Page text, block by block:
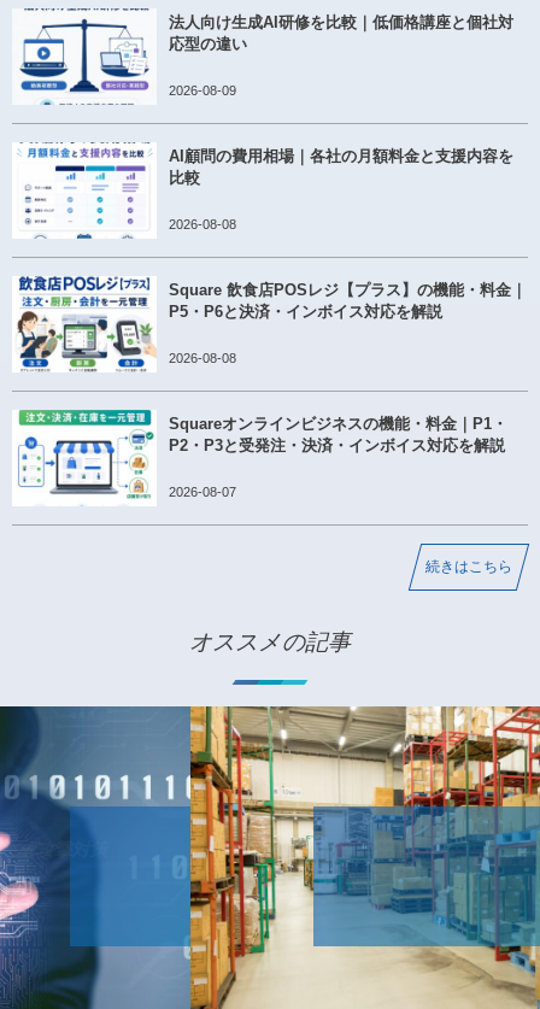
法人向け生成AI研修を比較｜低価格講座と個社対
応型の違い
2026-08-09
AI顧問の費用相場｜各社の月額料金と支援内容を
比較
2026-08-08
Square 飲食店POSレジ【プラス】の機能・料金｜
P5・P6と決済・インボイス対応を解説
2026-08-08
Squareオンラインビジネスの機能・料金｜P1・
P2・P3と受発注・決済・インボイス対応を解説
2026-08-07
続きはこちら
オススメの記事
IT導入補助金の業務プロセスの概要 P-06 卸売業の業種特化型
ソフトウェアとは
デジタル化・AI導入補助金（旧IT導入補助金）の業務プロセス 2021-04-04